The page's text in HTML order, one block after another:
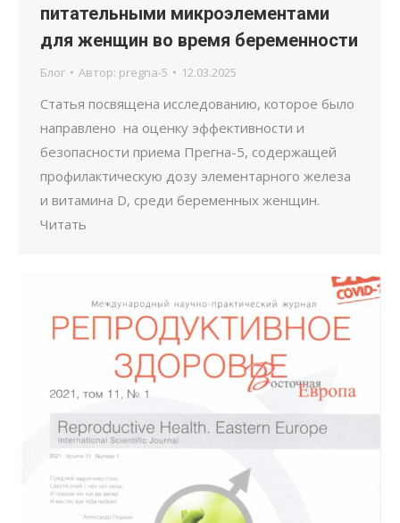
питательными микроэлементами
для женщин во время беременности
Блог Автор: pregna-5 12.03.2025
Статья посвящена исследованию, которое было
направлено на оценку эффективности и
безопасности приема Прегна-5, содержащей
профилактическую дозу элементарного железа
и витамина D, среди беременных женщин.
Читать